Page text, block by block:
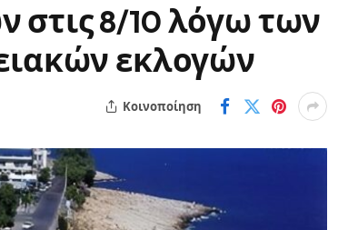
8/10 λόγω των
εκλογών
Κοινοποίηση